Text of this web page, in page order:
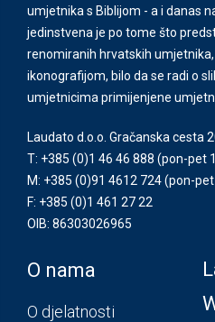
umjetnika s Biblijom - a i danas
jedinstvena je po tome što
renomiranih hrvatskih
ikonografijom, bilo da se radi o
umjetnicima primijenjene
Laudato d.o.o. Gračanska cesta
T: +385 (0)1 46 46 888 (pon-pet
M: +385 (0)91 4612 724(pon-
F: +385 (0)1 461 27 22
OIB: 86303026965
O nama
O djelatnosti